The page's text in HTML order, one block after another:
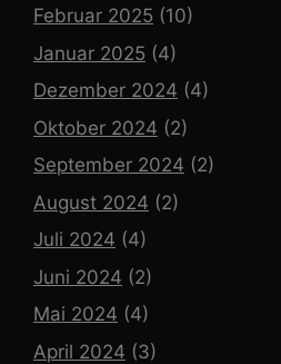
Februar 2025 (10)
Januar 2025 (4)
Dezember 2024 (4)
Oktober 2024 (2)
September 2024 (2)
August 2024 (2)
Juli 2024 (4)
Juni 2024 (2)
Mai 2024 (4)
April 2024 (3)